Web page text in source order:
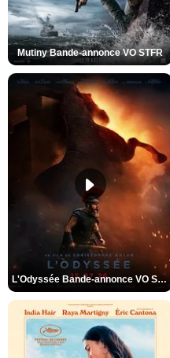
Mutiny Bande-annonce VO STFR
L'Odyssée Bande-annonce VO STFR